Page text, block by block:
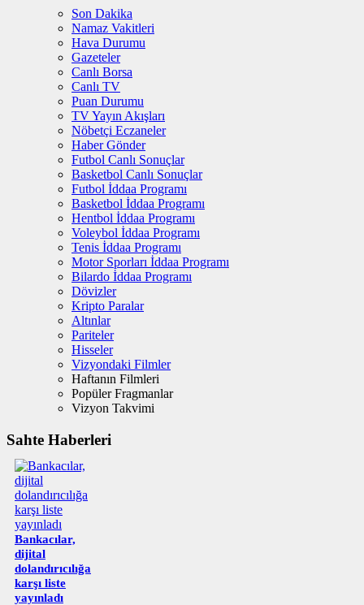
Son Dakika
Namaz Vakitleri
Hava Durumu
Gazeteler
Canlı Borsa
Canlı TV
Puan Durumu
TV Yayın Akışları
Nöbetçi Eczaneler
Haber Gönder
Futbol Canlı Sonuçlar
Basketbol Canlı Sonuçlar
Futbol İddaa Programı
Basketbol İddaa Programı
Hentbol İddaa Programı
Voleybol İddaa Programı
Tenis İddaa Programı
Motor Sporları İddaa Programı
Bilardo İddaa Programı
Dövizler
Kripto Paralar
Altınlar
Pariteler
Hisseler
Vizyondaki Filmler
Haftanın Filmleri
Popüler Fragmanlar
Vizyon Takvimi
Sahte Haberleri
Bankacılar,
dijital
dolandırıcılığa
karşı liste
yayınladı